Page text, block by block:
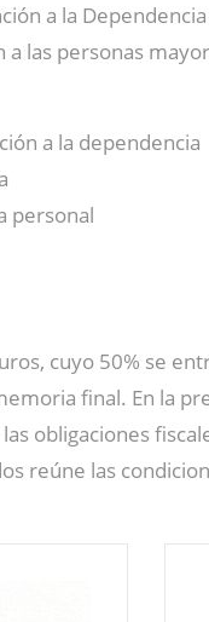
a la
las personas
a la dependencia
personal
cuyo 50% se
final. En la
obligaciones
reúne las